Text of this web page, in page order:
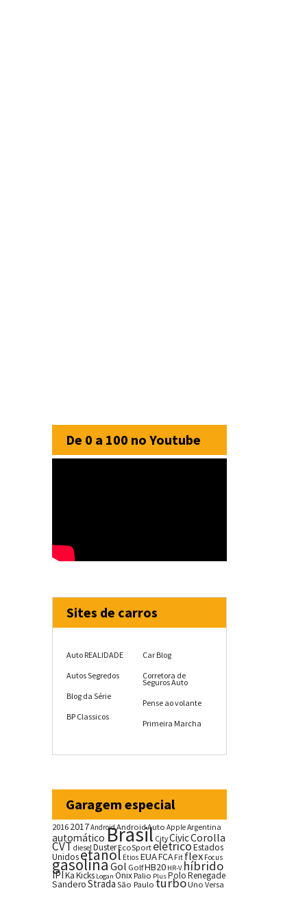
De 0 a 100 no Youtube
Sites de carros
Auto REALIDADE
Autos Segredos
Blog da Série
BP Classicos
Car Blog
Corretora de
Seguros Auto
Pense ao volante
Primeira Marcha
Garagem especial
20162017AndroidAndroid Auto AppleArgentina
automáticoBrasil CityCivicCorolla
CVTdieselDusterEcoSportelétricoEstados
Unidosetanol Etios EUAFCA Fit flex Focus
gasolina Gol GolfHB20 HR-V híbrido
IPIKaKicks Logan OnixPalio PlusPoloRenegade
SanderoStrada São Paulo turboUno Versa